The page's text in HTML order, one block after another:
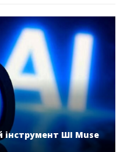
інструмент ШІ Muse